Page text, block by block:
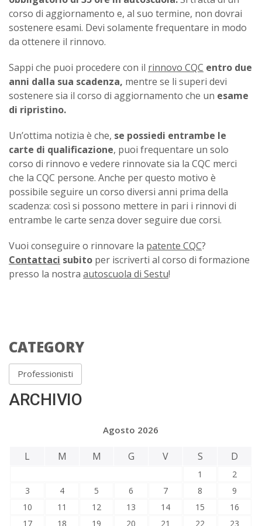
corso di aggiornamento e, al suo termine, non dovrai
sostenere esami. Devi solamente frequentare in modo
da ottenere il rinnovo.
Sappi che puoi procedere con il rinnovo CQC entro due
anni dalla sua scadenza, mentre se li superi devi
sostenere sia il corso di aggiornamento che un esame
di ripristino.
Un’ottima notizia è che, se possiedi entrambe le
carte di qualificazione, puoi frequentare un solo
corso di rinnovo e vedere rinnovate sia la CQC merci
che la CQC persone. Anche per questo motivo è
possibile seguire un corso diversi anni prima della
scadenza: così si possono mettere in pari i rinnovi di
entrambe le carte senza dover seguire due corsi.
Vuoi conseguire o rinnovare la patente CQC?
Contattaci subito per iscriverti al corso di formazione
presso la nostra autoscuola di Sestu!
CATEGORY
Professionisti
ARCHIVIO
Agosto 2026
L M M G V S D
1
2
3
4 5 6 7 8
9
10
11 12 13 14 15
16
17
18 19 20 21 22 23